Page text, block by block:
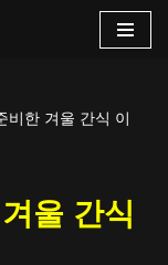
비한 겨울 간식 이
울 간식